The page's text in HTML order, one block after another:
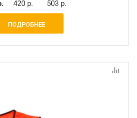
420 р. 503 р.
ПОДРОБНЕЕ